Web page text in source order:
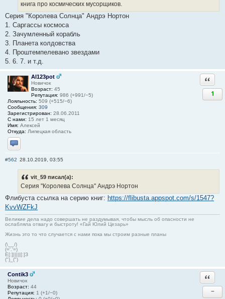
книга про космических мусорщиков.
Серия "Королева Солнца" Андрэ Нортон
1. Саргассы космоса
2. Зачумленный корабль
3. Планета колдовства
4. Проштемпелевано звездами
5. 6. 7. и т.д.
Al123pot
Новичок
Возраст: 45
Репутация: 986 (+991/−5)
Лояльность: 509 (+515/−6)
Сообщения: 309
Зарегистрирован: 28.06.2011
С нами: 15 лет 1 месяц
Имя: Алексей
Откуда: Липецкая область
Отправить личное сообщение
1
#562 28.10.2019, 03:55
vit_59 писал(а):
Серия "Королева Солнца" Андрэ Нортон
Флибуста ссылка на серию книг: https://flibusta.appspot.com/s/1547?
KvvWZFkJ
Великие дела надо совершать не раздумывая, чтобы мысль об опасности не
ослабляла отвагу и быстроту! «Гай Юлий Цезарь»
Жизнь это то что случается с нами пока мы строим разные планы
(\__/)
(='.'=)
E[:]|||||[:]З
(")_(")
Contik3
Новичок
Возраст: 44
Репутация: 1 (+1/−0)
−